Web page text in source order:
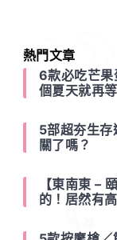
熱門文章
6款必吃芒果
個夏天就再
5部超夯生存
關了嗎？
【東南東 –
的！居然有